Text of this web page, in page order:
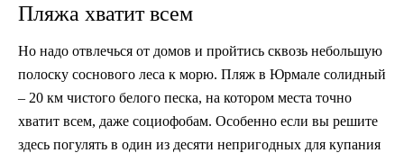
Пляжа хватит всем
Но надо отвлечься от домов и пройтись сквозь небольшую
полоску соснового леса к морю. Пляж в Юрмале солидный
– 20 км чистого белого песка, на котором места точно
хватит всем, даже социофобам. Особенно если вы решите
здесь погулять в один из десяти непригодных для купания